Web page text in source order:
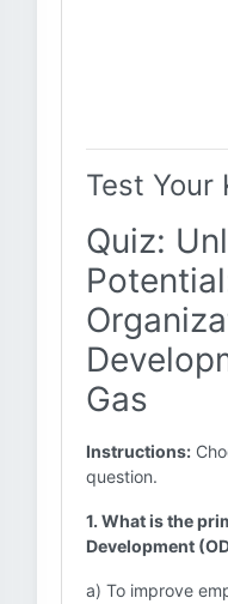
Test Your
Quiz:
Gas
Instructions:
question.
1. What is the
Development
a) To improve